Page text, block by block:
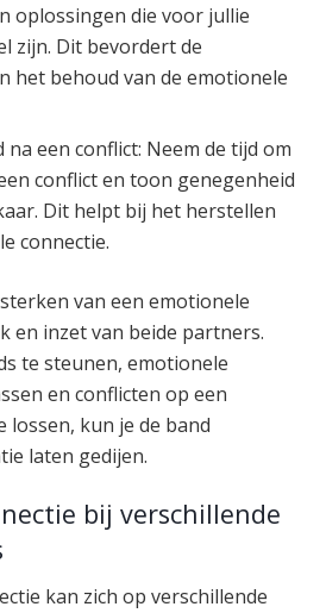
oplossingen die voor jullie
zijn. Dit bevordert de
het behoud van de emotionele
een conflict: Neem de tijd om
conflict en toon genegenheid
Dit helpt bij het herstellen
connectie.
van een emotionele
en inzet van beide partners.
te steunen, emotionele
en conflicten op een
lossen, kun je de band
laten gedijen.
bij verschillende
kan zich op verschillende